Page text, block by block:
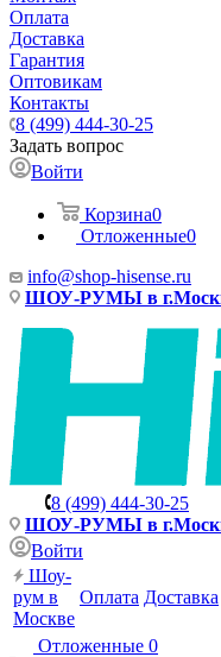
Оплата
Доставка
Гарантия
Оптовикам
Контакты
8 (499) 444-30-25
Задать вопрос
Войти
Корзина0
Отложенные0
info@shop-hisense.ru
ШОУ-РУМЫ в
8 (499) 444-30-25
ШОУ-РУМЫ в
Войти
Шоу-
рум в
Москве
Оплата Доставка
Отложенные 0